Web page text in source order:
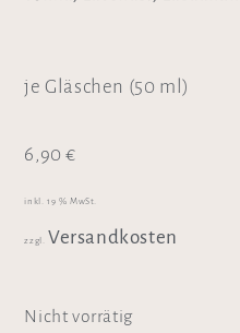
je Gläschen (50 ml)
6,90€
inkl. 19 % MwSt.
zzgl. Versandkosten
Nicht vorrätig